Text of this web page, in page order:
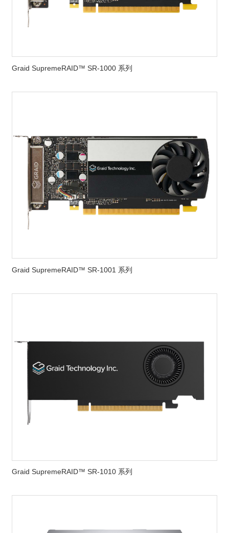
Graid SupremeRAID™ SR-1000 系列
Graid SupremeRAID™ SR-1001 系列
Graid SupremeRAID™ SR-1010 系列